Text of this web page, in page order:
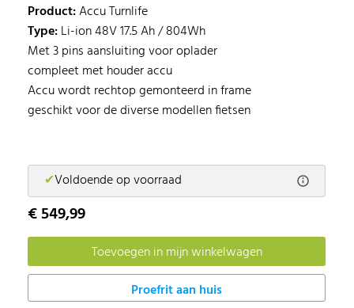
Product:Accu Turnlife
Type:Li-ion 48V 17.5 Ah / 804Wh
Met 3 pins aansluiting voor oplader
compleet met houder accu
Accu wordt rechtop gemonteerd in frame
geschikt voor de diverse modellen fietsen
✔Voldoende op voorraad
€ 549,99